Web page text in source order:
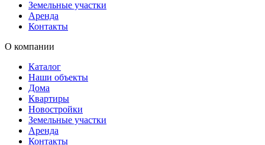
Земельные участки
Аренда
Контакты
О компании
Каталог
Наши объекты
Дома
Квартиры
Новостройки
Земельные участки
Аренда
Контакты